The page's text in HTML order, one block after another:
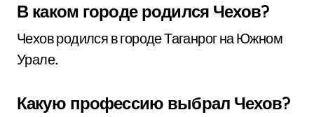
В каком городе родился Чехов?
Чехов родился в городе Таганрог на Южном
Урале.
Какую профессию выбрал Чехов?